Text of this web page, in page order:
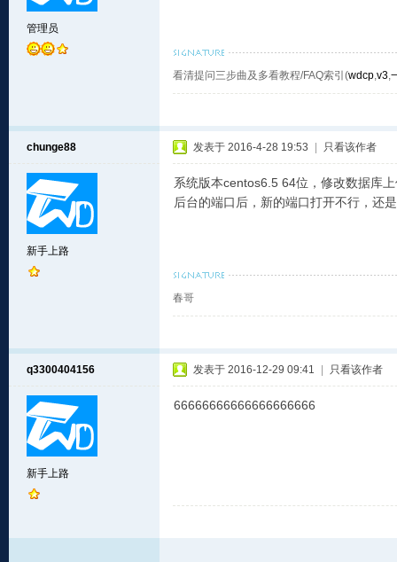
管理员
看清提问三步曲及多看教程/FAQ索引(wdcp,v3,
chunge88
新手上路
发表于 2016-4-28 19:53 只看该作者
系统版本centos6.5 64位，修改数据库
后台的端口后，新的端口打开不行，还
春哥
q3300404156
新手上路
发表于 2016-12-29 09:41 只看该作者
66666666666666666666